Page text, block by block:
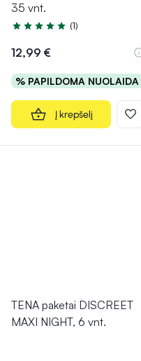
35 vnt.
Įvertinimas 5.0 iš 5
(1)
12,99 €
% PAPILDOMA NUOLAIDA
Į krepšelį
TENA paketai DISCREET
MAXI NIGHT, 6 vnt.